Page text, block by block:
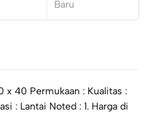
Baru
x 40 Permukaan : Kualitas :
: Lantai Noted : 1. Harga di